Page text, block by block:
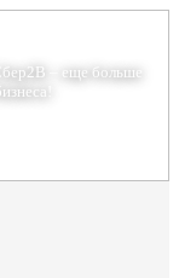
– еще больше